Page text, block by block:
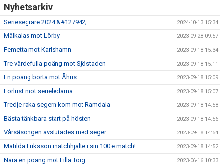
Nyhetsarkiv
Seriesegrare 2024 &#127942; 2024-10-13 15:34
Målkalas mot Lörby 2023-09-28 09:57
Femetta mot Karlshamn 2023-09-18 15:34
Tre värdefulla poäng mot Sjöstaden 2023-09-18 15:11
En poäng borta mot Åhus 2023-09-18 15:09
Förlust mot serieledarna 2023-09-18 15:07
Tredje raka segern kom mot Ramdala 2023-09-18 14:58
Bästa tänkbara start på hösten 2023-09-18 14:56
Vårsäsongen avslutades med seger 2023-09-18 14:54
Matilda Eriksson matchhjälte i sin 100:e match! 2023-09-18 14:52
Nära en poäng mot Lilla Torg 2023-06-16 10:33